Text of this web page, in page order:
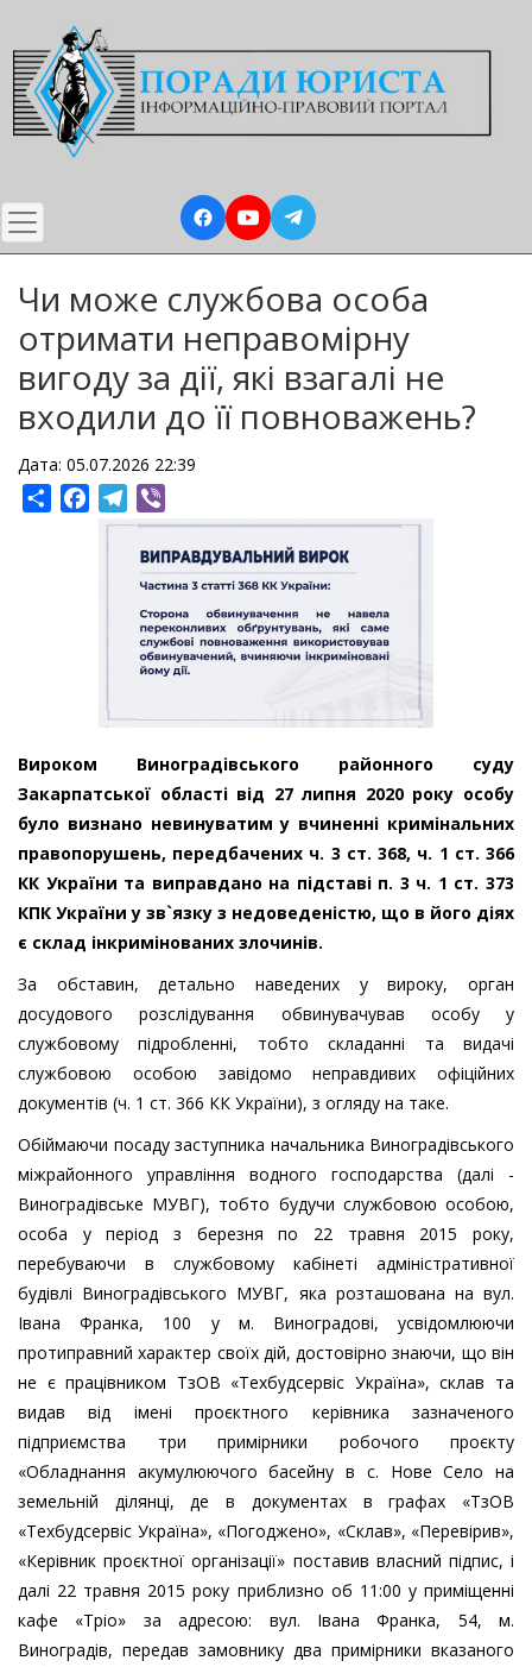
до
основного
вмісту
Чи може службова особа
отримати неправомірну
вигоду за дії, які взагалі не
входили до її повноважень?
Дата: 05.07.2026 22:39
ShareFacebookTelegram
Вироком Виноградівського районного суду
Закарпатської області від 27 липня 2020 року особу
було визнано невинуватим у вчиненні кримінальних
правопорушень, передбачених ч. 3 ст. 368, ч. 1 ст. 366
КК України та виправдано на підставі п. 3 ч. 1 ст. 373
КПК України у зв`язку з недоведеністю, що в його діях
є склад інкримінованих злочинів.
За обставин, детально наведених у вироку, орган
досудового розслідування обвинувачував особу у
службовому підробленні, тобто складанні та видачі
службовою особою завідомо неправдивих офіційних
документів (ч. 1 ст. 366 КК України), з огляду на таке.
Обіймаючи посаду заступника начальника Виноградівського
міжрайонного управління водного господарства (далі -
Виноградівське МУВГ), тобто будучи службовою особою,
особа у період з березня по 22 травня 2015 року,
перебуваючи в службовому кабінеті адміністративної
будівлі Виноградівського МУВГ, яка розташована на вул.
Івана Франка, 100 у м. Виноградові, усвідомлюючи
протиправний характер своїх дій, достовірно знаючи, що він
не є працівником ТзОВ «Техбудсервіс Україна», склав та
видав від імені проєктного керівника зазначеного
підприємства три примірники робочого проєкту
«Обладнання акумулюючого басейну в с. Нове Село на
земельній ділянці, де в документах в графах «ТзОВ
«Техбудсервіс Україна», «Погоджено», «Склав», «Перевірив»,
«Керівник проєктної організації» поставив власний підпис, і
далі 22 травня 2015 року приблизно об 11:00 у приміщенні
кафе «Тріо» за адресою: вул. Івана Франка, 54, м.
Виноградів, передав замовнику два примірники вказаного